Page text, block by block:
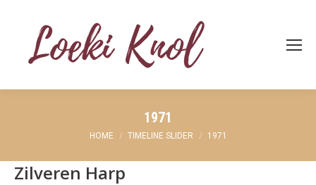
1971
Je bent hier:
HOME TIMELINE SLIDER 1971
Zilveren Harp